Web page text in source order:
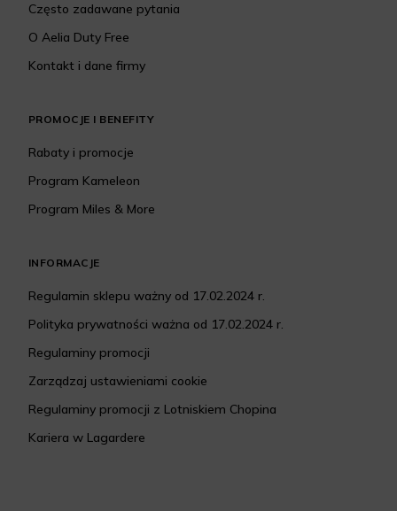
Często zadawane pytania
O Aelia Duty Free
Kontakt i dane firmy
PROMOCJE I BENEFITY
Rabaty i promocje
Program Kameleon
Program Miles & More
INFORMACJE
Regulamin sklepu ważny od 17.02.2024 r.
Polityka prywatności ważna od 17.02.2024 r.
Regulaminy promocji
Zarządzaj ustawieniami cookie
Regulaminy promocji z Lotniskiem Chopina
Kariera w Lagardere